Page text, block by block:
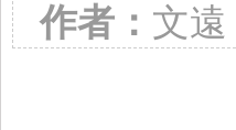
作者： 文遠